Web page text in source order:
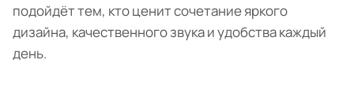
подойдёт тем, кто ценит сочетание яркого
дизайна, качественного звука и удобства каждый
день.